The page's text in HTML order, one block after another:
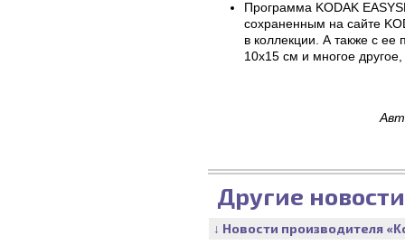
Программа KODAK
сохраненным на сайте
в коллекции. А также с
10х15 см и многое
Другие
↓ Новости производителя